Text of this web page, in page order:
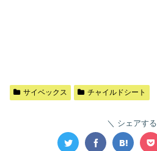
サイベックス チャイルドシート
シェアする